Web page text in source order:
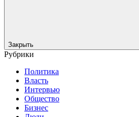
Закрыть
Рубрики
Политика
Власть
Интервью
Общество
Бизнес